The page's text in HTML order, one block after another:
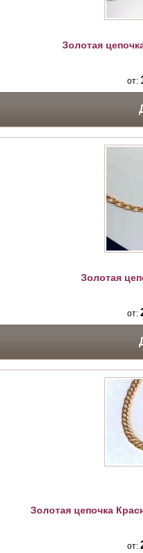
Золотая
от:
Золотая
от:
Золотая цепочка
от: